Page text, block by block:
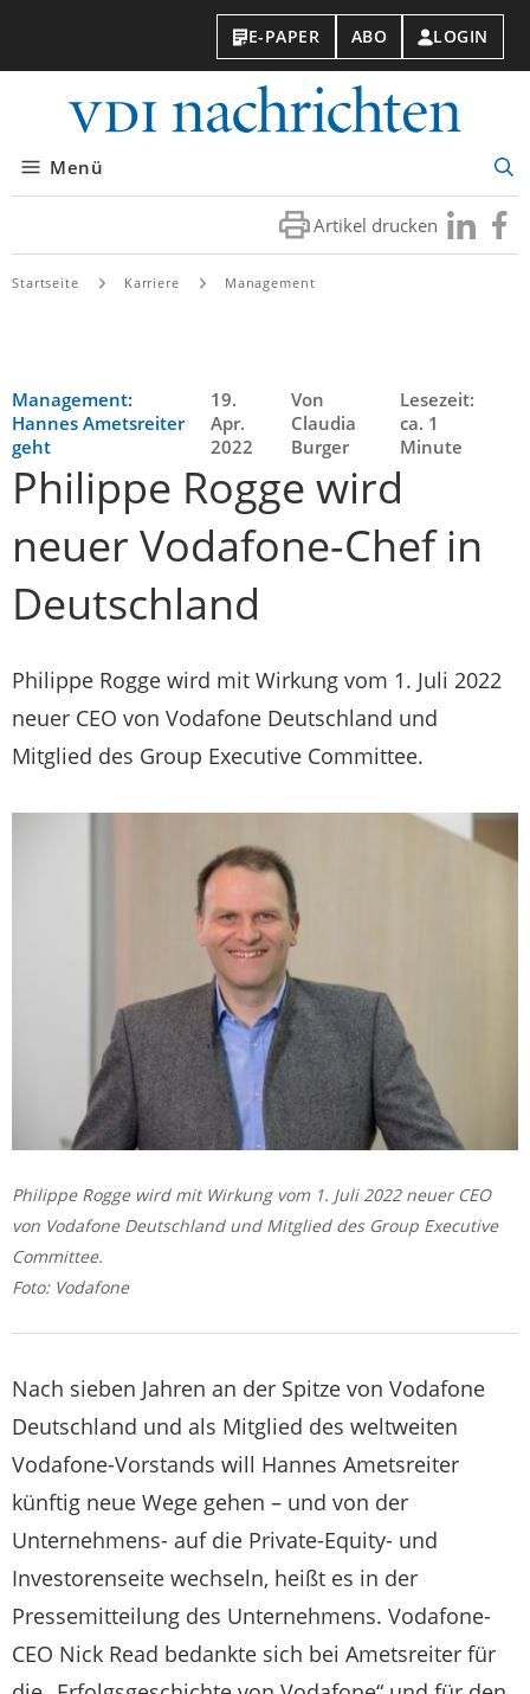
E-PAPER ABO LOGIN
Menü
Artikel drucken Besuchen
Sie
Sie
Startseite Karriere Management
Management:
Hannes Ametsreiter
geht
19.
Apr.
2022
Von
Claudia
Burger
Lesezeit:
ca. 1
Minute
Philippe Rogge wird
neuer Vodafone-Chef in
Deutschland
Philippe Rogge wird mit Wirkung vom 1. Juli 2022
neuer CEO von Vodafone Deutschland und
Mitglied des Group Executive Committee.
Philippe Rogge wird mit Wirkung vom 1. Juli 2022 neuer CEO
von Vodafone Deutschland und Mitglied des Group Executive
Committee.
Foto: Vodafone
Nach sieben Jahren an der Spitze von Vodafone
Deutschland und als Mitglied des weltweiten
Vodafone-Vorstands will Hannes Ametsreiter
künftig neue Wege gehen – und von der
Unternehmens- auf die Private-Equity- und
Investorenseite wechseln, heißt es in der
Pressemitteilung des Unternehmens. Vodafone-
CEO Nick Read bedankte sich bei Ametsreiter für